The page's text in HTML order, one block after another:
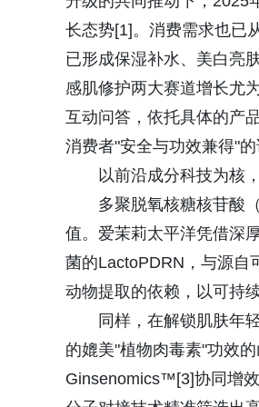
长态势[1]。消费需求也已
已形成保湿补水、美白亮
感肌修护两大赛道增长尤
互动问答，依托具体的产
消费者"安全与功效兼得"的
以前沿成分科技为核
多聚脱氧核糖核苷酸
值。爱茉莉太平洋凭借深
菌的LactoPDRN，与源自
动物提取的依赖，以可持
同样，在解锁肌肤年
的媲美"植物肉毒素"功效
Ginsenomics™[3]协同增